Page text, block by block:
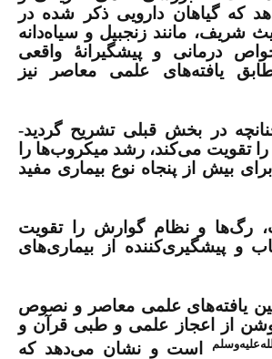
که گیاهان دارویی ذکر شده در
شریف، مانند زنجبیل و سیاه‌دانه
درمانی و پیشگیرانۀ واقعی
یافته‌های علمی معاصر نیز
در بخش قبلی تشریح گردید-
تقویت می‌کند، رشد میکروب‌ها را
بیش از پنجاه نوع بیماری مفید
رگ‌ها و نظام گوارش را تقویت
و پیشگیری‌کننده از بیماری‌های
یافته‌های علمی معاصر و نصوص
از اعجاز علمی و طبی قرآن و
است و نشان می‌دهد که